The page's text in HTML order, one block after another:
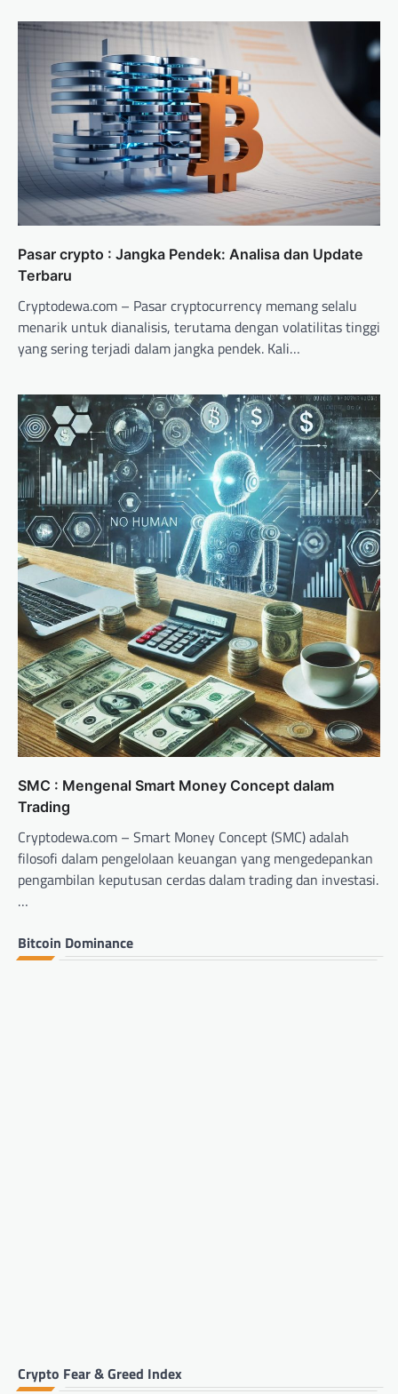
Pasar crypto : Jangka Pendek: Analisa dan Update
Terbaru
Cryptodewa.com – Pasar cryptocurrency memang selalu
menarik untuk dianalisis, terutama dengan volatilitas tinggi
yang sering terjadi dalam jangka pendek. Kali…
SMC : Mengenal Smart Money Concept dalam
Trading
Cryptodewa.com – Smart Money Concept (SMC) adalah
filosofi dalam pengelolaan keuangan yang mengedepankan
pengambilan keputusan cerdas dalam trading dan investasi.
…
Bitcoin Dominance
Crypto Fear & Greed Index